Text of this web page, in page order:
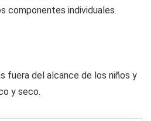
componentes individuales.
fuera del alcance de los niños y
y seco.